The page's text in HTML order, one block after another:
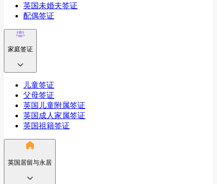
英国未婚夫签证
配偶签证
家庭签证
儿童签证
父母签证
英国儿童附属签证
英国成人家属签证
英国祖籍签证
英国居留与永居